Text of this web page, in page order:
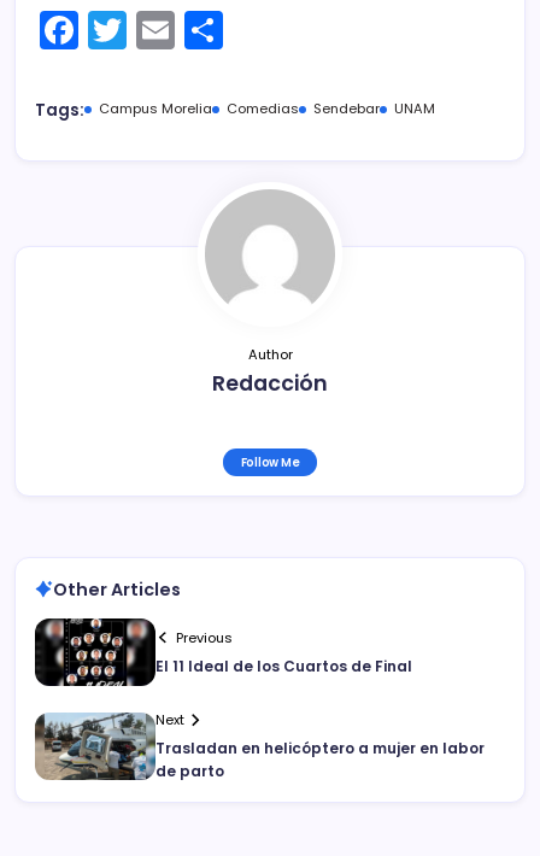
F
a
c
T
w
itt
E
m
ai m
ar
tir
Tags: Campus Morelia Comedias Sendebar UNAM
Author
Redacción
Follow Me
Other Articles
Previous
El 11 Ideal de los Cuartos de Final
Next
Trasladan en helicóptero a mujer en labor
de parto